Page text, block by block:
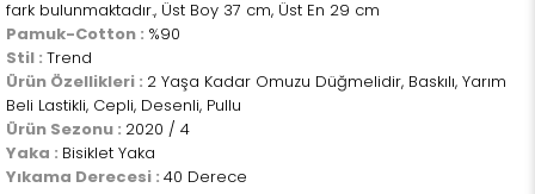
fark bulunmaktadır., Üst Boy 37 cm, Üst En 29 cm
Pamuk-Cotton : %90
Stil : Trend
Ürün Özellikleri : 2 Yaşa Kadar Omuzu Düğmelidir, Baskılı, Yarım
Beli Lastikli, Cepli, Desenli, Pullu
Ürün Sezonu : 2020 / 4
Yaka : Bisiklet Yaka
Yıkama Derecesi : 40 Derece